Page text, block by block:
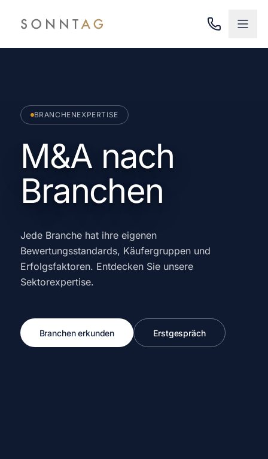
BRANCHENEXPERTISE
M&A nach
Branchen
Jede Branche hat ihre eigenen
Bewertungsstandards, Käufergruppen und
Erfolgsfaktoren. Entdecken Sie unsere
Sektorexpertise.
Branchen erkunden Erstgespräch